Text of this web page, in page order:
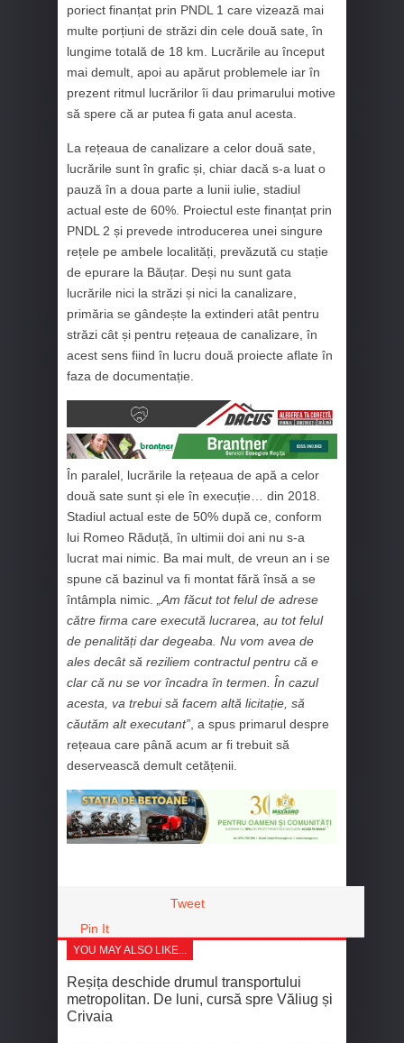
poriect finanțat prin PNDL 1 care vizează mai
multe porțiuni de străzi din cele două sate, în
lungime totală de 18 km. Lucrările au început
mai demult, apoi au apărut problemele iar în
prezent ritmul lucrărilor îi dau primarului motive
să spere că ar putea fi gata anul acesta.
La rețeaua de canalizare a celor două sate,
lucrările sunt în grafic și, chiar dacă s-a luat o
pauză în a doua parte a lunii iulie, stadiul
actual este de 60%. Proiectul este finanțat prin
PNDL 2 și prevede introducerea unei singure
rețele pe ambele localități, prevăzută cu stație
de epurare la Băuțar. Deși nu sunt gata
lucrările nici la străzi și nici la canalizare,
primăria se gândește la extinderi atât pentru
străzi cât și pentru rețeaua de canalizare, în
acest sens fiind în lucru două proiecte aflate în
faza de documentație.
În paralel, lucrările la rețeaua de apă a celor
două sate sunt și ele în execuție… din 2018.
Stadiul actual este de 50% după ce, conform
lui Romeo Răduță, în ultimii doi ani nu s-a
lucrat mai nimic. Ba mai mult, de vreun an i se
spune că bazinul va fi montat fără însă a se
întâmpla nimic.
„Am făcut tot felul de adrese
către firma care execută lucrarea, au tot felul
de penalități dar degeaba. Nu vom avea de
ales decât să reziliem contractul pentru că e
clar că nu se vor încadra în termen. În cazul
acesta, va trebui să facem altă licitație, să
căutăm alt executant” , a spus primarul despre
rețeaua care până acum ar fi trebuit să
deservească demult cetățenii.
Tweet
Pin It
YOU MAY ALSO LIKE...
Reșița deschide drumul transportului
metropolitan. De luni, cursă spre Văliug și
Crivaia